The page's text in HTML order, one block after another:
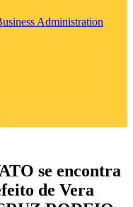
Administration
se encontra
de Vera